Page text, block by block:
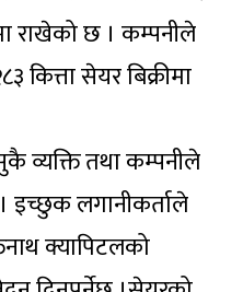
राखेको छ । कम्पनीले
सेयर बिक्रीमा
व्यक्ति तथा कम्पनीले
लगानीकर्ताले
क्यापिटलको